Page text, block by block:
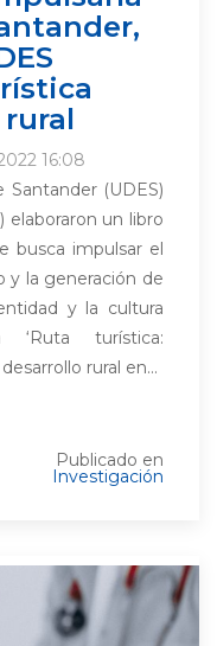
16:08
Santander (UDES)
elaboraron un libro
busca impulsar el
y la generación de
y la cultura
turística:
rural en...
Publicado en
Investigación